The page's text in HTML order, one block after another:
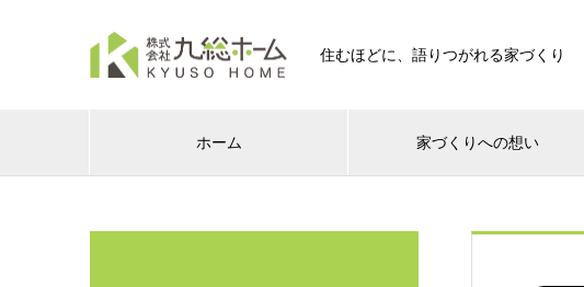
住むほどに、語りつがれる家づくり
ホーム 家づくりへの想い